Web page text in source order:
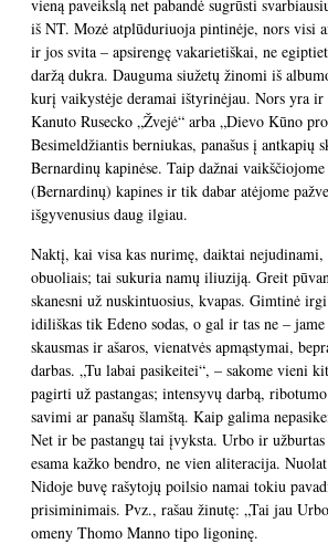
vieną paveikslą net pabandė sugrūsti
iš NT. Mozė atplūduriuoja pintinėje, nors visi
ir jos svita – apsirengę vakarietiškai, ne
daržą dukra. Dauguma siužetų žinomi iš
kurį vaikystėje deramai ištyrinėjau. Nors yra
Kanuto Rusecko „Žvejė“ arba „Dievo Kūno
Besimeldžiantis berniukas, panašus į antkapių
Bernardinų kapinėse. Taip dažnai
(Bernardinų) kapines ir tik dabar atėjome
išgyvenusius daug ilgiau.
Naktį, kai visa kas nurimę, daiktai nejudinami,
obuoliais; tai sukuria namų iliuziją. Greit
skanesni už nuskintuosius, kvapas. Gimtinė
idiliškas tik Edeno sodas, o gal ir tas ne –
skausmas ir ašaros, vienatvės apmąstymai,
darbas. „Tu labai pasikeitei“, – sakome vieni
pagirti už pastangas; intensyvų darbą,
savimi ar panašų šlamštą. Kaip galima
Net ir be pastangų tai įvyksta. Urbo ir
esama kažko bendro, ne vien aliteracija.
Nidoje buvę rašytojų poilsio namai tokiu
prisiminimais. Pvz., rašau žinutę: „Tai jau
omeny Thomo Manno tipo ligoninę.